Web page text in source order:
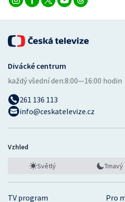
TV program Pro
Divácké centrum
každý všední den:8:00—16:00 hodin
261 136 113
info@ceskatelevize.cz
Vzhled
Světlý Tmavý